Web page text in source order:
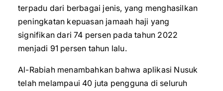
terpadu dari berbagai jenis, yang menghasilkan
peningkatan kepuasan jamaah haji yang
signifikan dari 74 persen pada tahun 2022
menjadi 91 persen tahun lalu.
Al-Rabiah menambahkan bahwa aplikasi Nusuk
telah melampaui 40 juta pengguna di seluruh